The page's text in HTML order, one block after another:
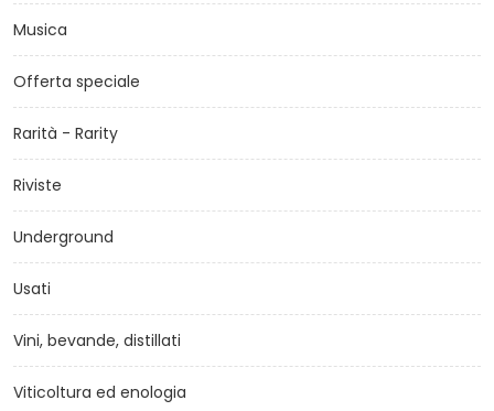
Musica
Offerta speciale
Rarità - Rarity
Riviste
Underground
Usati
Vini, bevande, distillati
Viticoltura ed enologia